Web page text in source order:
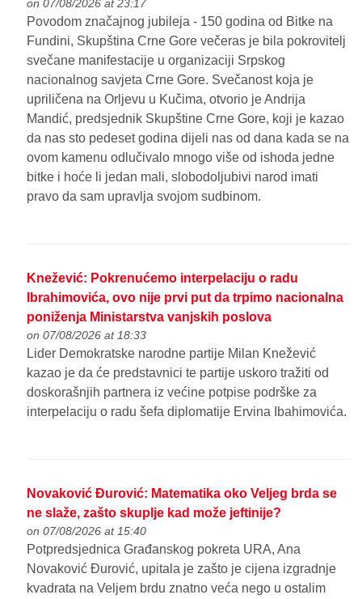
on 07/08/2026 at 23:17
Povodom značajnog jubileja - 150 godina od Bitke na
Fundini, Skupština Crne Gore večeras je bila pokrovitelj
svečane manifestacije u organizaciji Srpskog
nacionalnog savjeta Crne Gore. Svečanost koja je
upriličena na Orljevu u Kučima, otvorio je Andrija
Mandić, predsjednik Skupštine Crne Gore, koji je kazao
da nas sto pedeset godina dijeli nas od dana kada se na
ovom kamenu odlučivalo mnogo više od ishoda jedne
bitke i hoće li jedan mali, slobodoljubivi narod imati
pravo da sam upravlja svojom sudbinom.
Knežević: Pokrenućemo interpelaciju o radu
Ibrahimovića, ovo nije prvi put da trpimo nacionalna
poniženja Ministarstva vanjskih poslova
on 07/08/2026 at 18:33
Lider Demokratske narodne partije Milan Knežević
kazao je da će predstavnici te partije uskoro tražiti od
doskorašnjih partnera iz većine potpise podrške za
interpelaciju o radu šefa diplomatije Ervina Ibahimovića.
Novaković Đurović: Matematika oko Veljeg brda se
ne slaže, zašto skuplje kad može jeftinije?
on 07/08/2026 at 15:40
Potpredsjednica Građanskog pokreta URA, Ana
Novaković Đurović, upitala je zašto je cijena izgradnje
kvadrata na Veljem brdu znatno veća nego u ostalim